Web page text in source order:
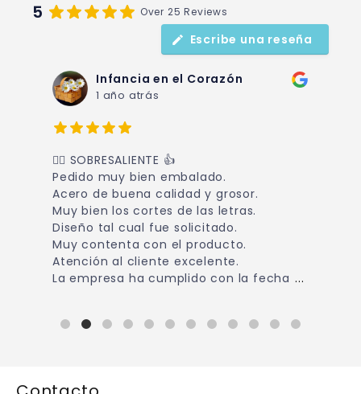
5 Over 25 Reviews
Escribe una reseña
Infancia en el Corazón
1 año atrás
👉🏻 SOBRESALIENTE 👍
Pedido muy bien embalado.
Acero de buena calidad y grosor.
Muy bien los cortes de las letras.
Diseño tal cual fue solicitado.
Muy contenta con el producto.
Atención al cliente excelente.
La empresa ha cumplido con la fecha ...